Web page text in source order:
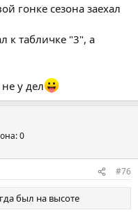
гонке сезона заехал
к табличке "3", а
у дел
0
#76
был на высоте